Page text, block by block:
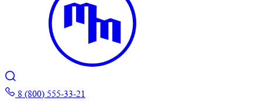
8 (800) 555-33-21